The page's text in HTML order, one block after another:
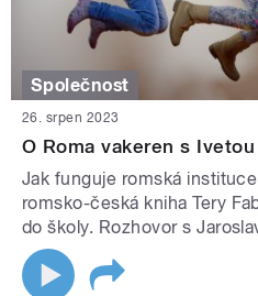
Společnost
26. srpen 2023
O Roma vakeren s
Jak funguje romská
romsko-česká kniha Tery
do školy. Rozhovor s